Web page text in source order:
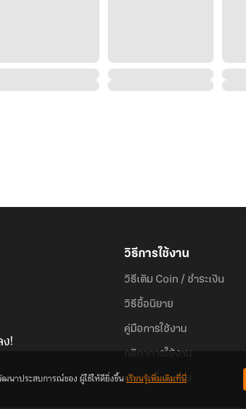
ง!
วิธีการใช้งาน
วิธีเติม Coin / ชำระเงิน
วิธีซื้อนิยาย
คู่มือการใช้งาน
กติกาการใช้งาน
คำถามที่พบบ่อย
นาประสบการณ์ของ ผู้ใช้ให้ดียิ่งขึ้นเรียนรู้เพิ่มเติมที่นี่